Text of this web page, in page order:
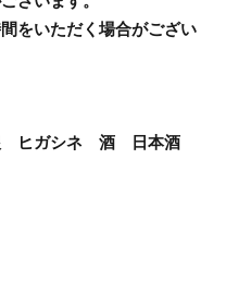
をいただく場合がござい
ヒガシネ 酒 日本酒